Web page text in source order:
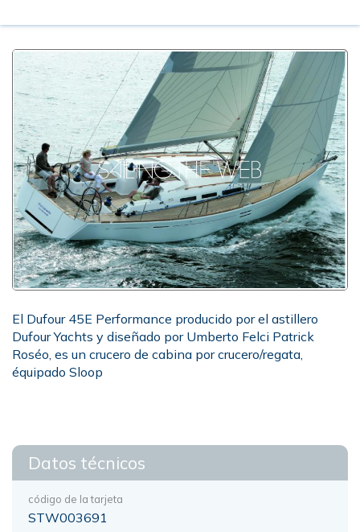
El Dufour 45E Performance producido por el astillero
Dufour Yachts y diseñado por Umberto Felci Patrick
Roséo, es un crucero de cabina por crucero/regata,
équipado Sloop
Datos técnicos
código de la tarjeta
STW003691